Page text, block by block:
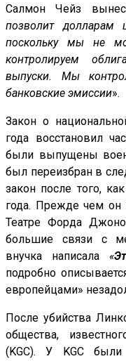
Салмон Чейз
позволит долларам
поскольку мы не
контролируем
выпуски. Мы
банковские эмиссии».
Закон о
года восстановил
были выпущены
был переизбран в
закон после того,
года. Прежде чем он
Театре Форда
большие связи с
внучка написала«
подробно
европейцами»
После убийства
общества,
(KGC). У KGC